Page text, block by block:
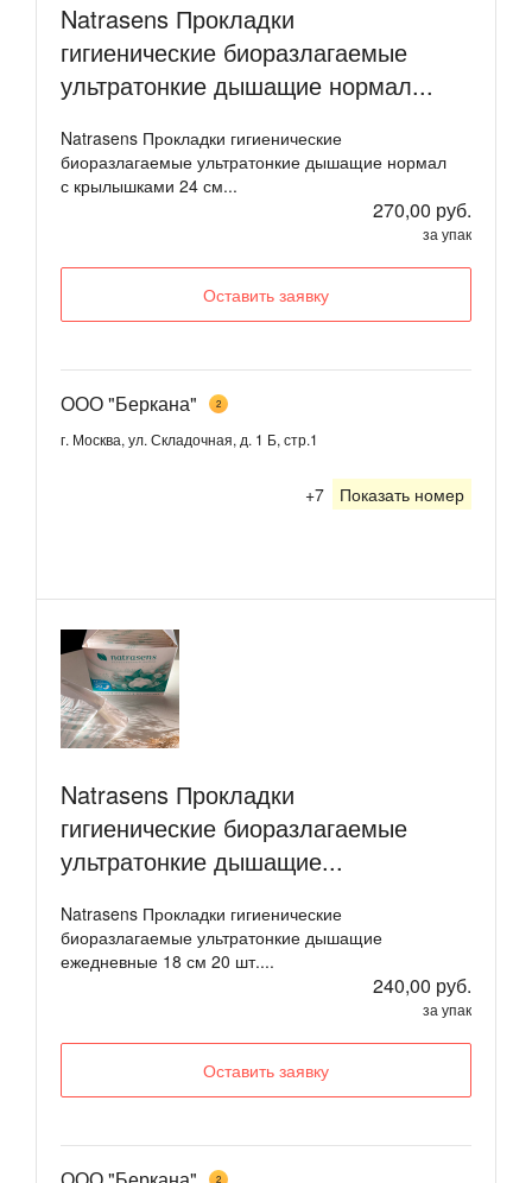
Natrasens Прокладки
гигиенические биоразлагаемые
ультратонкие дышащие нормал...
Natrasens Прокладки гигиенические
биоразлагаемые ультратонкие дышащие нормал
с крылышками 24 см...
270,00 руб.
за упак
Оставить заявку
ООО "Беркана" 2
г. Москва, ул. Складочная, д. 1 Б, стр.1
+7 Показать номер
​Natrasens Прокладки
гигиенические биоразлагаемые
ультратонкие дышащие...
Natrasens Прокладки гигиенические
биоразлагаемые ультратонкие дышащие
ежедневные 18 см 20 шт....
240,00 руб.
за упак
Оставить заявку
2